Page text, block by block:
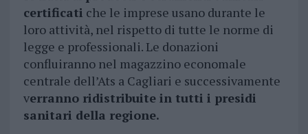
certificati che le imprese usano durante le
loro attività, nel rispetto di tutte le norme di
legge e professionali. Le donazioni
confluiranno nel magazzino economale
centrale dell’Ats a Cagliari e successivamente
verranno ridistribuite in tutti i presidi
sanitari della regione.